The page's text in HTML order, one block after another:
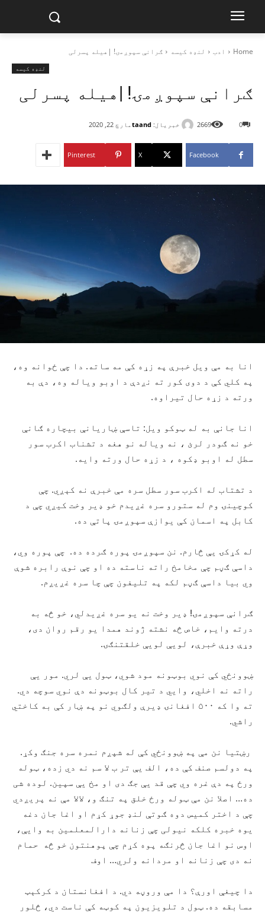
Home ادب لنډه کیسه ګرانې سپوږمۍ! |هیله پسرلی
لنډه کیسه
ګرانې سپوږمۍ! |هیله پسرلی
خبریال: taandمارچ 22, 2020 0
2669
Facebook
X
Pinterest
انا به مې ویل خبرې په زړه کې مه ساته. دا چې ځوانه وه،
په کلي کې د دوی کور ته نږدې د اوبو ویاله وه، دې به
ورته د زړه حال تیراوه.
انا جانې به له ټوکو ویل: تاسې ښاریانې بیچاره ګانې
خو نه ګودر لرئ ، نه ویاله نو هغه د تشناب اکرب سور
سطل له اوبو ډکوه ، د زړه حال ورته وایه.
د تشتاب له اکرب سور سطل سره مې خبرې نه کېږي. چې
کوچینۍ وم له ستورو سره غږیدم خو ‍ډیر وخت کیږي چې د
کابل په اسمان کې یوازې سپوږمۍ پاتې ده.
له کړکۍ یې څارم. نن سپوږمۍ پوره ګرده ده. چې پوره وي،
داسې ګڼم چې مخامخ راته ناسته ده او چې نوې رابره شوې
وي بیا داسې ګڼم لکه په تلیفون چې چا سره غږیږم.
ګرانې سپوږمۍ! ډیر وخت نه یو سره غږیدلي، خو څه به
درته وایم، خاص څه نشته ژوند همدا یو رقم روان دی،
وړې وړې خبرې، لویې لویې خلقتنګۍ.
ښوونځي کې نوي بوټونه مود شوي، ټول یې لري.‌ مور یې
راته نه اخلي، وايي د تیر کال بوټونه دې نوي سوچه دي.
ته وا که ۵۰۰ افغانۍ ډیرې ولګوي نو په ښار کې به کاختي
راشي.
رښتیا نن مې په ښوونځي کې له شپږم نمره سره جنګ وکړ.
په دولسم صنف کې ده، الف یې تر ب لا سم نه دي زده، ټوله
ورځ په دې غره وي چې قد یې جګ دی او مخ یې سپین. لوده شی
ده… اصلا نن مې ټوله ورځ خلق په تنګ و، لالا مې نه پریږدي
چې د اختر کمیس دوه ګوتې لنډ جوړ کړم او اغا جان دغه
یوه خبره کلکه نیولی چې زنانه دارالمعلمین به وايې،
اوس نو اغا جان څرنګه پوه کړم چې پوهنتون خو څه حمام
نه دی چې زنانه او مردانه ولري… اوف
دا چیغې اورې؟ دا مې وروڼه دي. د افغانستان د کرکېټ
مسابقه ده. ټول د تلویزیون په کوټه کې ناست دي، څلور